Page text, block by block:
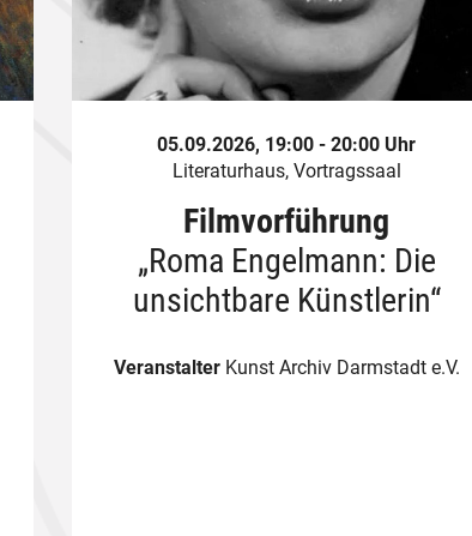
05.09.2026, 19:00 - 20:00 Uhr
Literaturhaus, Vortragssaal
Filmvorführung
„Roma Engelmann: Die
unsichtbare Künstlerin“
VeranstalterKunst Archiv Darmstadt e.V.